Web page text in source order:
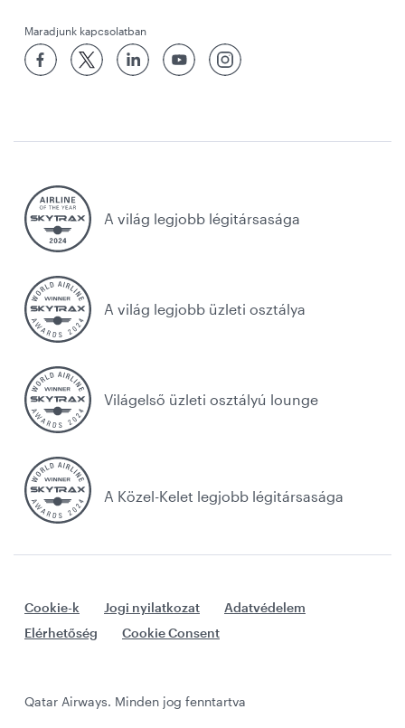
Maradjunk kapcsolatban
A világ legjobb légitársasága
A világ legjobb üzleti osztálya
Világelső üzleti osztályú lounge
A Közel-Kelet legjobb légitársasága
Cookie-k Jogi nyilatkozat
Adatvédelem
Elérhetőség
Cookie Consent
Qatar Airways. Minden jog fenntartva